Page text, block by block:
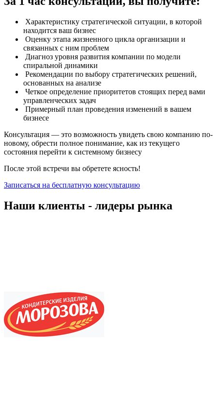
Характеристику стратегической ситуации, в которой
находится ваш бизнес
Оценку этапа жизненного цикла организации и
связанных с ним проблем
Диагноз уровня развития компании по модели
спиральной динамики
Рекомендации по выбору стратегических решений,
основанных на анализе
Четкое определение приоритетов стоящих перед вами
управленческих задач
Примерный план проведения изменений в вашем
бизнесе
Консультация — это возможность увидеть свою компанию по-
новому, обрести полное понимание, как из текущего
состояния перейти к системному бизнесу
После этой встречи вы обретете ясность!
Записаться на бесплатную консультацию
Наши клиенты - лидеры рынка